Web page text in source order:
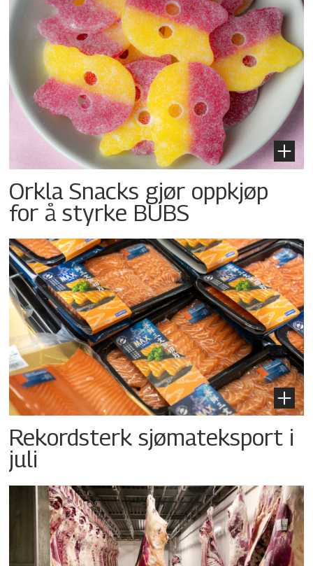
Orkla Snacks gjør oppkjøp
for å styrke BUBS
Rekordsterk sjømateksport i
juli